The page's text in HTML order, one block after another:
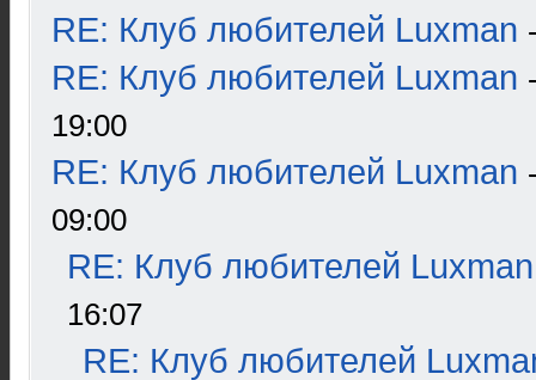
RE: Клуб любителей Luxman
RE: Клуб любителей Luxman
19:00
RE: Клуб любителей Luxman
09:00
RE: Клуб любителей Luxman
16:07
RE: Клуб любителей